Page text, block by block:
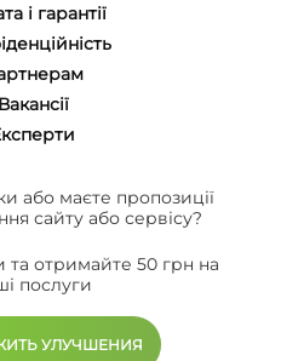
і гарантії
Вакансії
або маєте пропозиції
сайту або сервісу?
та отримайте 50 грн на
послуги
УЛУЧШЕНИЯ